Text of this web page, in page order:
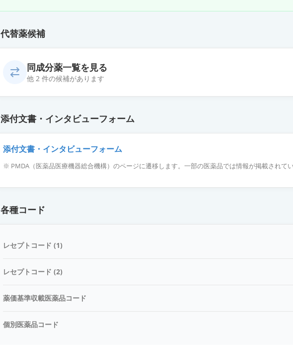
代替薬候補
同成分薬一覧を見る
他 2 件の候補があります
薬価 84.90 円
ベピオウォッシュゲル5％
添付文書・インタビューフォーム
添付文書・インタビューフォーム
※ PMDA（医薬品医療機器総合機構）のページに遷移します。一部の医薬品では情報が掲載されてい
各種コード
レセプトコード (1)
レセプトコード (2)
薬価基準収載医薬品コード
個別医薬品コード